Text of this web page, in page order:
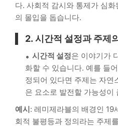
다. 사회적 감시와 통제가 심
의 몰입을 돕습니다.
2.시간적 설정과 주제
시간적 설정은 이야기가
화할 수 있습니다. 예를 들
정되어 있다면 주제는 자연
은 요소로 발전할 가능성이
예시: 레미제라블의 배경인 19
회적 불평등과 정의라는 주제